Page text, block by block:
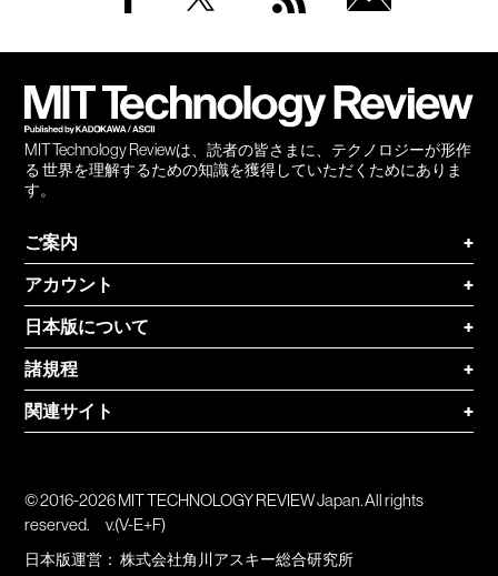
MIT Technology Reviewは、読者の皆さまに、テクノロジーが形作
る 世界を理解するための知識を獲得していただくためにありま
す。
ご案内
+
アカウント
+
日本版について
+
諸規程
+
関連サイト
+
© 2016-2026 MIT TECHNOLOGY REVIEW Japan. All rights
reserved.
v.(V-E+F)
日本版運営：株式会社角川アスキー総合研究所